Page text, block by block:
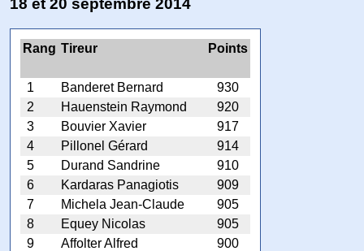
18 et 20 septembre 2014
Rang Tireur Points
1 Banderet Bernard
930
2
Hauenstein Raymond
920
3
Bouvier Xavier
917
4
Pillonel Gérard
914
5
Durand Sandrine
910
6
Kardaras Panagiotis
909
7
Michela Jean-Claude
905
8
Equey Nicolas
905
9
Affolter Alfred
900